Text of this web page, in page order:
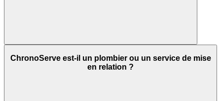
ChronoServe est-il un plombier ou un service de mise
en relation ?